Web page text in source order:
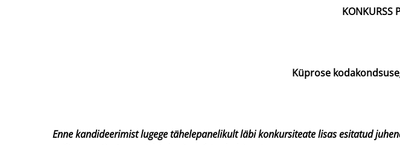
KONKURSS
Küprose
Enne kandideerimist lugege tähelepanelikult läbi konkursiteate lisas esitatud